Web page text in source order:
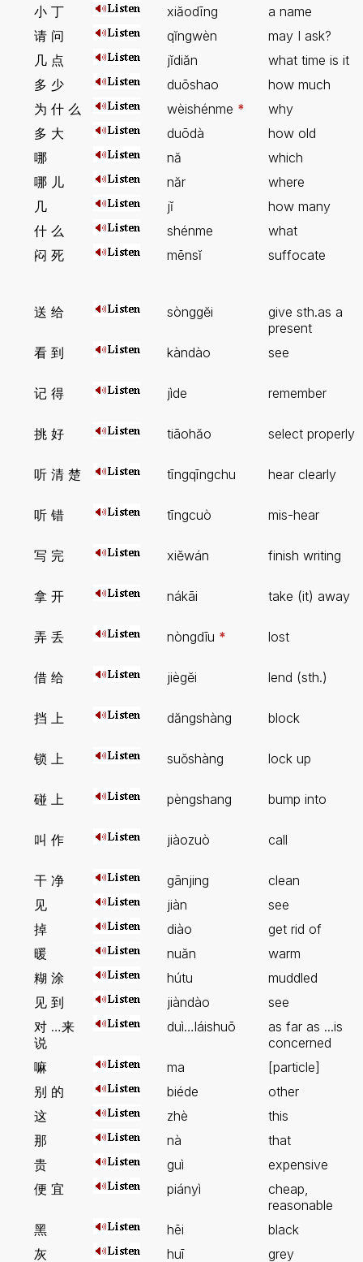
小 丁
xiăodīng
a name
请 问
qĭngwèn
may I ask?
几 点
jĭdiăn
what time is it
多 少
duōshao
how much
为 什 么
wèishénme *
why
多 大
duōdà
how old
哪
nă
which
哪 儿
năr
where
几
jĭ
how many
什 么
shénme
what
闷 死
mēnsĭ suffocate
送 给 sònggĕi
give sth.as a
present
看 到
kàndào see
记 得 jìde remember
挑 好 tiāohăo select properly
听 清 楚 tīngqīngchu hear clearly
听 错 tīngcuò mis-hear
写 完 xiĕwán finish writing
拿 开 nákāi take (it) away
弄 丢 nòngdīu * lost
借 给 jiègĕi lend (sth.)
挡 上 dăngshàng block
锁 上 suŏshàng lock up
碰 上 pèngshang bump into
叫 作 jiàozuò call
干 净 gānjing
clean
见
jiàn
see
掉
diào
get rid of
暖
nuăn
warm
糊 涂
hútu
muddled
见 到
jiàndào
see
对 …来
说
duì…láishuō
as far as ...is
concerned
嘛
ma
[particle]
别 的
biéde
other
这
zhè
this
那
nà
that
贵
guì
expensive
便 宜
piányì
cheap,
reasonable
黑
hēi
black
灰
huī grey